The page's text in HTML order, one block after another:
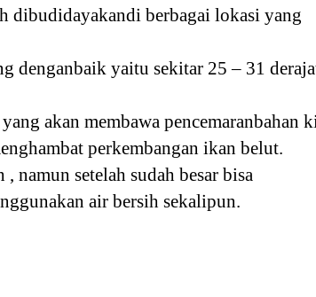
dibudidayakandi berbagai lokasi yang
denganbaik yaitu sekitar 25 – 31
akan membawa pencemaranbahan
perkembangan ikan belut.
namun setelah sudah besar bisa
air bersih sekalipun.